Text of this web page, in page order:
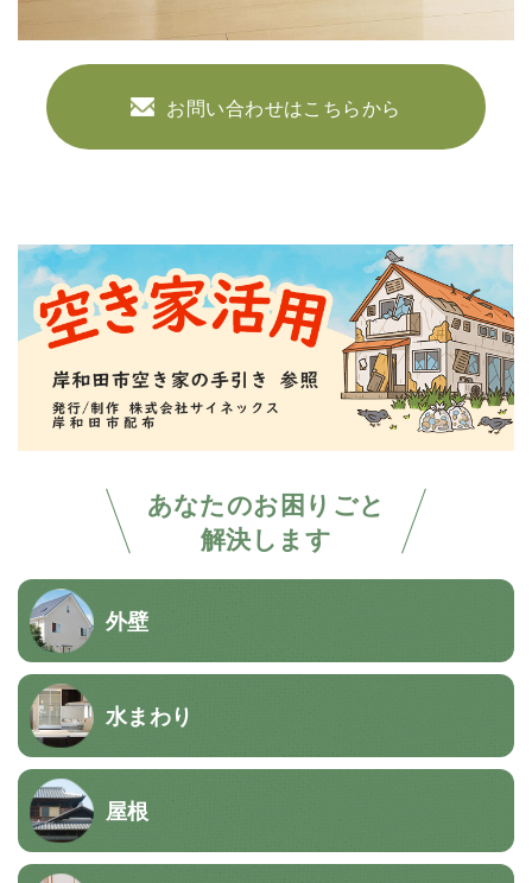
あなたのお困りごと
解決します
外壁
水まわり
屋根
お問い合わせはこちらから